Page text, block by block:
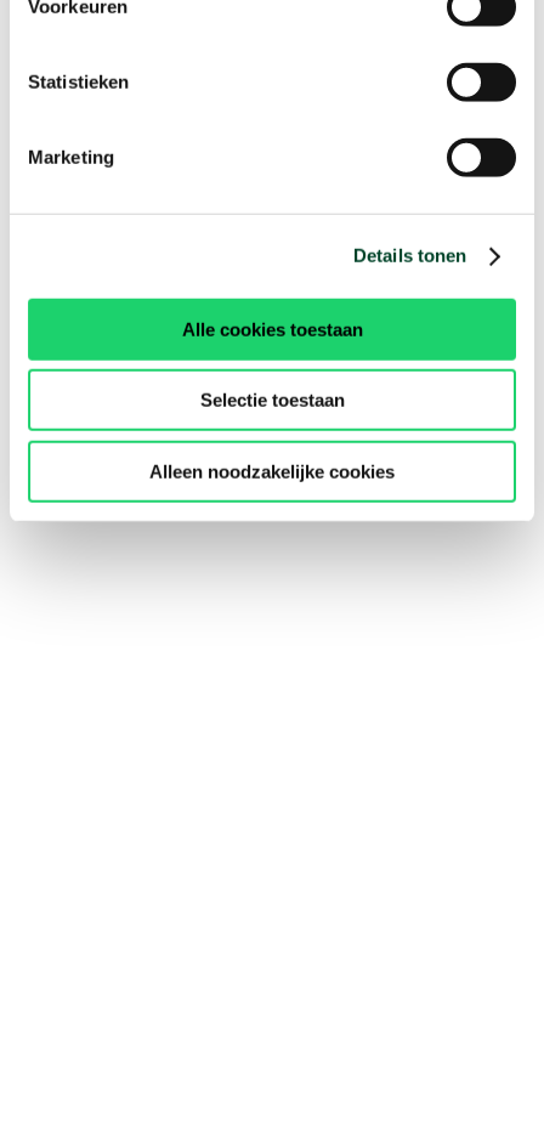
Voorkeuren
Statistieken
Marketing
Details tonen
Alle cookies toestaan
Selectie toestaan
Alleen noodzakelijke cookies